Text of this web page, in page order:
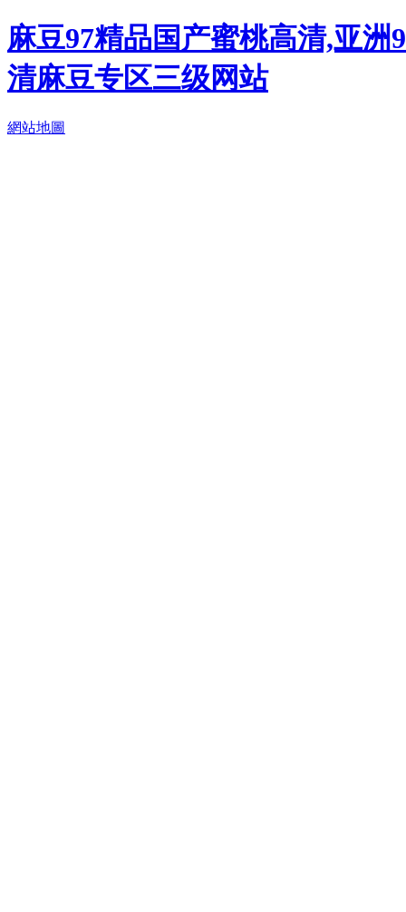
麻豆97精品国产蜜桃高清,亚
清麻豆专区三级网站
網站地圖